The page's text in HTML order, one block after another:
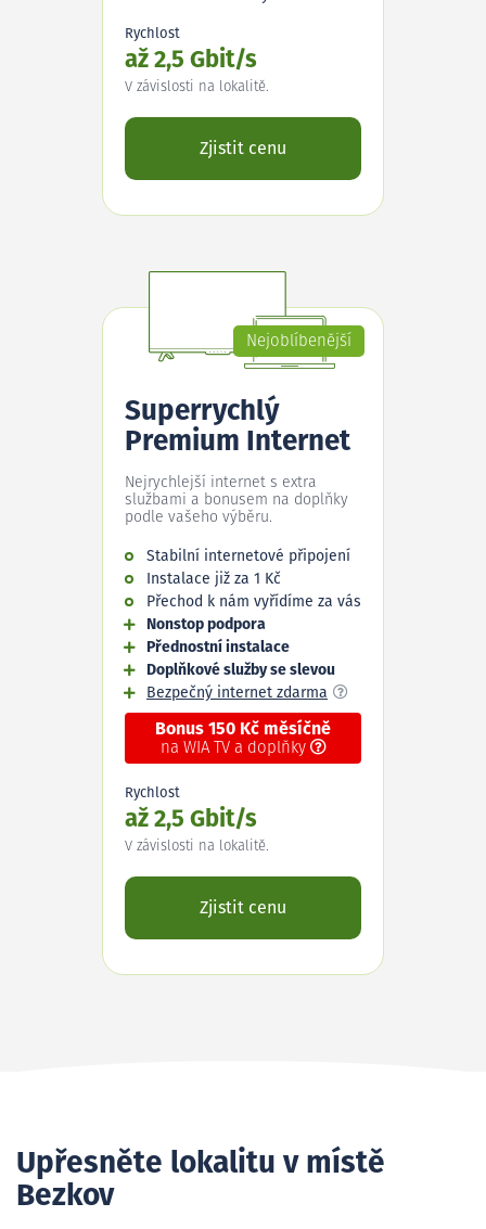
Rychlost
až 2,5 Gbit/s
V závislosti na lokalitě.
Zjistit cenu
Nejoblíbenější
Superrychlý
Premium Internet
Nejrychlejší internet s extra
službami a bonusem na doplňky
podle vašeho výběru.
Stabilní internetové připojení
Instalace již za 1 Kč
Přechod k nám vyřídíme za vás
Nonstop podpora
Přednostní instalace
Doplňkové služby se slevou
Bezpečný internet zdarma
Bonus 150 Kč měsíčně
na WIA TV a doplňky
Rychlost
až 2,5 Gbit/s
V závislosti na lokalitě.
Zjistit cenu
Upřesněte lokalitu v místě
Bezkov